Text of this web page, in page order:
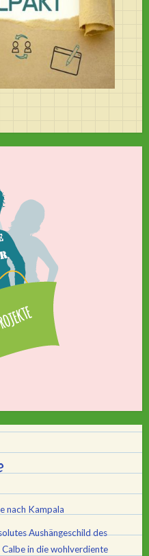
nach Kampala
Aushängeschild des
in die wohlverdiente